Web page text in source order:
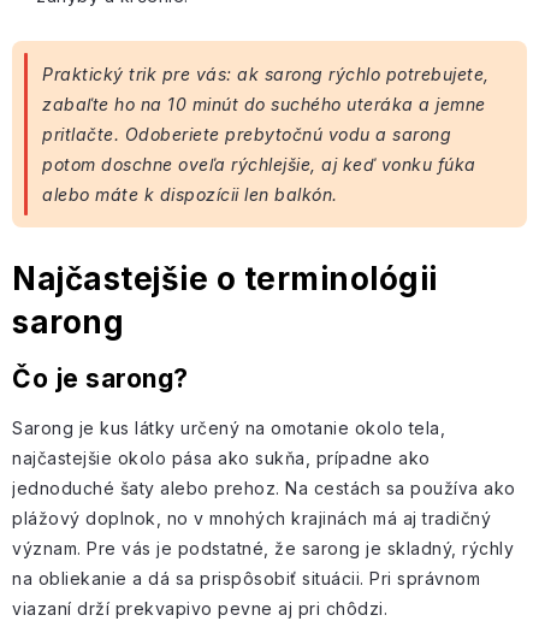
Praktický trik pre vás: ak sarong rýchlo potrebujete,
zabaľte ho na 10 minút do suchého uteráka a jemne
pritlačte. Odoberiete prebytočnú vodu a sarong
potom doschne oveľa rýchlejšie, aj keď vonku fúka
alebo máte k dispozícii len balkón.
Najčastejšie o terminológii
sarong
Čo je sarong?
Sarong je kus látky určený na omotanie okolo tela,
najčastejšie okolo pása ako sukňa, prípadne ako
jednoduché šaty alebo prehoz. Na cestách sa používa ako
plážový doplnok, no v mnohých krajinách má aj tradičný
význam. Pre vás je podstatné, že sarong je skladný, rýchly
na obliekanie a dá sa prispôsobiť situácii. Pri správnom
viazaní drží prekvapivo pevne aj pri chôdzi.